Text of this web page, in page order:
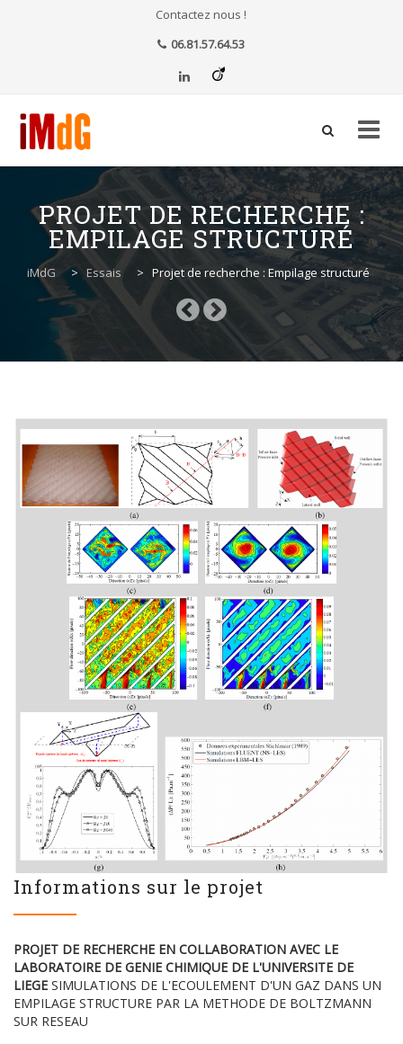
Contactez nous !
06.81.57.64.53
contenu
PROJET DE RECHERCHE :
EMPILAGE STRUCTURÉ
iMdG > Essais > Projet de recherche : Empilage structuré
Informations sur le projet
PROJET DE RECHERCHE EN COLLABORATION AVEC LE
LABORATOIRE DE GENIE CHIMIQUE DE L'UNIVERSITE DE
LIEGE SIMULATIONS DE L'ECOULEMENT D'UN GAZ DANS UN
EMPILAGE STRUCTURE PAR LA METHODE DE BOLTZMANN
SUR RESEAU